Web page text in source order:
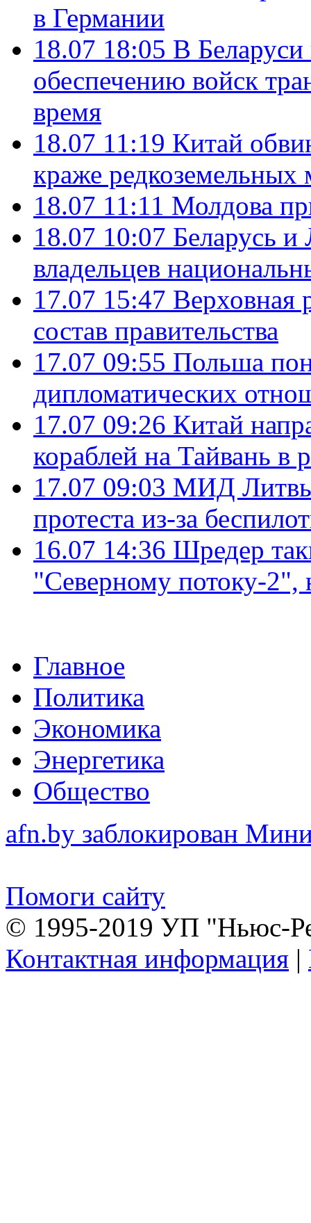
в Германии
18.07 18:05 В
обеспечению войск
время
18.07 11:19 Китай
краже редкоземельных
18.07 11:11 Молдова
18.07 10:07 Беларусь
владельцев
17.07 15:47 Верховная
состав правительства
17.07 09:55 Польша
дипломатических
17.07 09:26 Китай
кораблей на Тайвань в
17.07 09:03 МИД Литвы
протеста из-за
16.07 14:36 Шредер
"Северному потоку-2",
Главное
Политика
Экономика
Энергетика
Общество
afn.by заблокирован
Помоги сайту
© 1995-2019 УП "Ньюс-
Контактная информация |